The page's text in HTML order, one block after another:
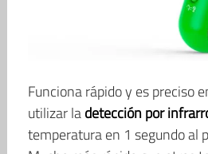
Funciona rápido y es preciso
utilizar ladetección por
temperatura en 1 segundo al